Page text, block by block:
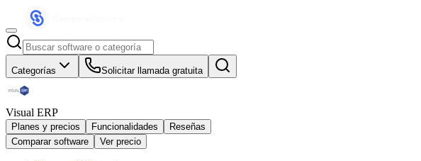
Categorías Solicitar llamada gratuita
Visual ERP
Planes y precios Funcionalidades
Reseñas
Comparar software
Ver precio